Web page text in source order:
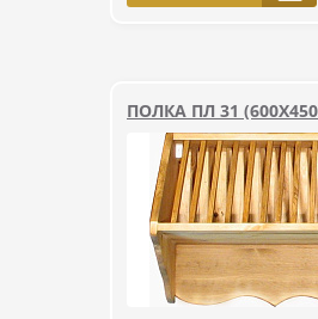
ПОЛКА ПЛ 31